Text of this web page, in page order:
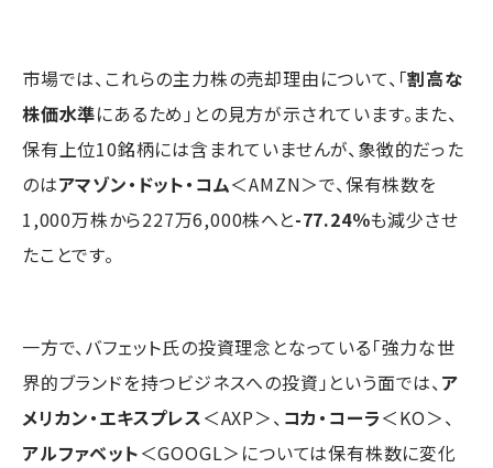
市場では、これらの主力株の売却理由について、「割高な
株価水準にあるため」との見方が示されています。また、
保有上位10銘柄には含まれていませんが、象徴的だった
のはアマゾン・ドット・コム＜AMZN＞で、保有株数を
1,000万株から227万6,000株へと-77.24％も減少させ
たことです。
一方で、バフェット氏の投資理念となっている「強力な世
界的ブランドを持つビジネスへの投資」という面では、ア
メリカン・エキスプレス＜AXP＞、 コカ・コーラ＜KO＞、
アルファベット＜GOOGL＞については保有株数に変化